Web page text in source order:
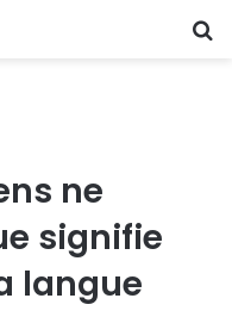
ne
signifie
langue